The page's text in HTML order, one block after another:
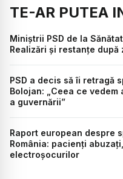
TE-AR PUTEA
Miniștrii PSD de la
Realizări și restanțe după
PSD a decis să îi retragă
Bolojan: „Ceea ce
a guvernării”
Raport european despre
România: pacienți
electroșocurilor